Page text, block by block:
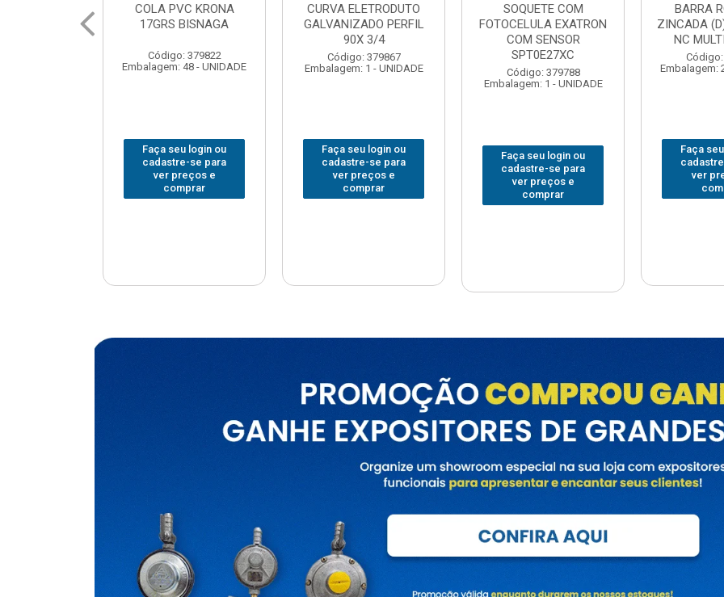
CURVA ELETRODUTO
GALVANIZADO PERFIL
Código: 379867
Embalagem: 1 - UNIDADE
Faça seu login ou
cadastre-se para
ver preços e
comprar
SOQUETE COM
FOTOCELULA EXATRON
COM SENSOR
SPT0E27XC
Código: 379788
Faça seu login ou
cadastre-se para
ver preços e
comprar
BARRA ROSCADA
ZINCADA (D) 5/16”X1MT
NC MULTIBARRAS
Código: 379806
Embalagem: 20 - UNIDADE
Faça seu login ou
cadastre-se para
ver preços e
comprar
JOMARCA
Embalagem:
Faça
ver